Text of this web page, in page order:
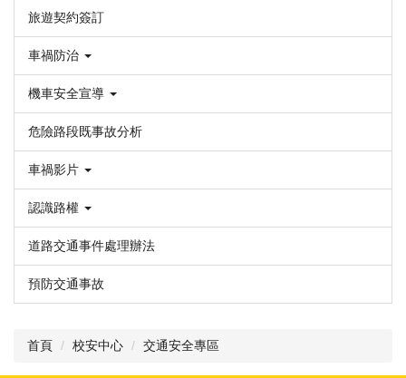
旅遊契約簽訂
車禍防治
機車安全宣導
危險路段既事故分析
車禍影片
認識路權
道路交通事件處理辦法
預防交通事故
首頁 校安中心 交通安全專區